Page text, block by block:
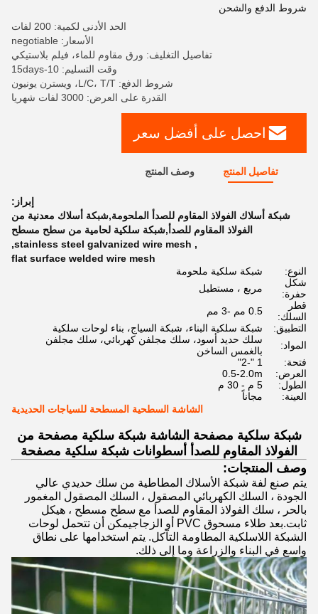
شروط الدفع والشحن
الحد الأدنى لكمية: 200 لفات
الأسعار: negotiable
تفاصيل التغليف: ورق مقاوم للماء، فيلم بلاستيكي
وقت التسليم: 10-15days
شروط الدفع: L/C، T/T، ويسترن يونيون
القدرة على العرض: 3000 لفات شهريا
احصل على أفضل سعر
تفاصيل المنتج وصف المنتج
إبراز:
شبكة أسلاك الفولاذ المقاوم للصدأ الملحومة,شبكة أسلاك معدنية من
الفولاذ المقاوم للصدأ,شبكة سلكية لحامية من سطح مسطح
,
stainless steel galvanized wire mesh
,
flat surface welded wire mesh
النوع:
شبكة سلكية ملحومة
شكل
حفرة:
مربع ، مستطيل
قطر
السلك:
0.5 مم -3 مم
التطبيق:
شبكة سلكية البناء، شبكة السياج، بناء لوحات سلكية
المواد:
سلك حديد أسود، سلك مجلفن كهربائي، سلك مجلفن
بالغمس الساخن
فتحة:
1 "-2"
العرض:
0.5-2.0m
الطول:
5 م - 30 م
العينة:
مجاناً
الشاشة السطحية المسطحة للسياجات الحديدية
شبكة سلكية مصفحة الشاشة شبكة سلكية مصفحة من
الفولاذ المقاوم للصدأ أسطوانات شبكة سلكية مصفحة
وصف المنتجات:
يتم صنع لفة شبكة الأسلاك المطاطية من سلك حديدي عالي
الجودة ، السلك الكهربائي المصقول ، السلك المصقول المغمور
بالحر ، سلك الفولاذ المقاوم للصدأ مع سطح مسطح ، هيكل
ثابت.بعد طلاء مسحوق PVC أو الزجاجيمكن أن تتحمل لوحات
الشبكة اللاسلكية المطاومة التآكل. يتم استخدامها على نطاق
واسع في البناء والزراعة وما إلى ذلك.